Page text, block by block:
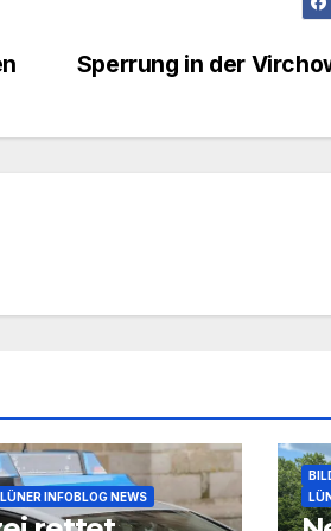
Sperrung in der
LÜNER INFOBLOG NEWS